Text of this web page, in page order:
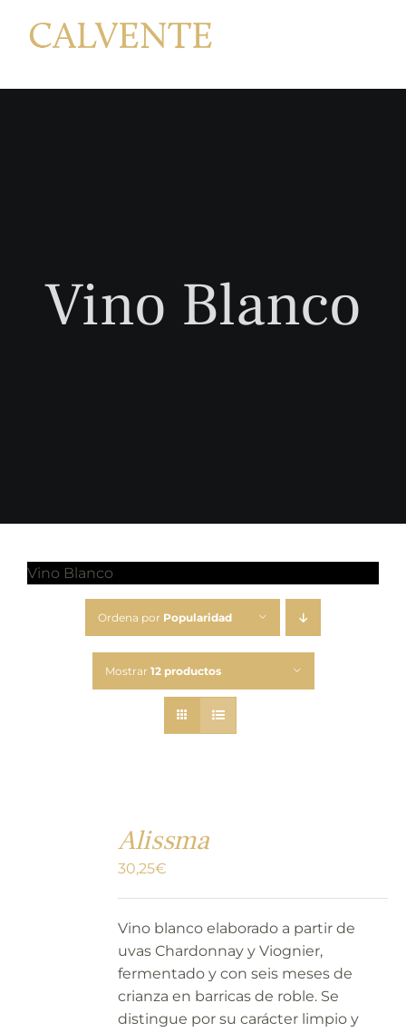
Vino Blanco
Vino Blanco
Ordena por Popularidad
Mostrar 12 productos
Alissma
30,25€
Vino blanco elaborado a partir de
uvas Chardonnay y Viognier,
fermentado y con seis meses de
crianza en barricas de roble. Se
distingue por su carácter limpio y